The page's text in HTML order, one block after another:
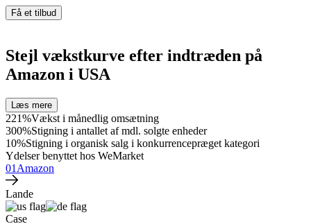
Få et tilbud
Stejl vækstkurve efter indtræden på
Amazon i USA
Læs mere
221%Vækst i månedlig omsætning
300%Stigning i antallet af mdl. solgte enheder
10%Stigning i organisk salg i konkurrencepræget kategori
Ydelser benyttet hos WeMarket
01 Amazon
Lande
Case